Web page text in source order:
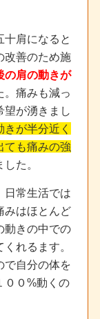
肩になると
改善のため施
の肩の動きが
。痛みも減っ
望が湧きまし
きが半分近く
ても痛みの強
た。
日常生活では
みはほとんど
動きの中での
れるます。
で自分の体を
００%動くの